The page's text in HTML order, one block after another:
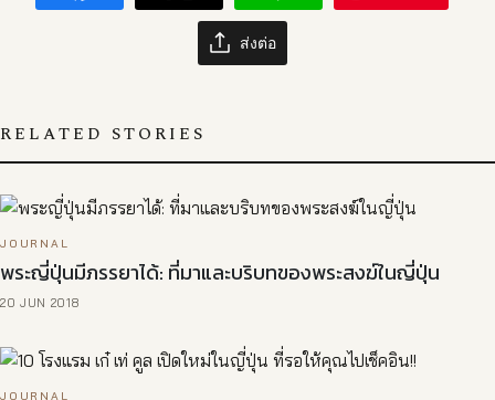
ส่งต่อ
RELATED STORIES
JOURNAL
พระญี่ปุ่นมีภรรยาได้: ที่มาและบริบทของพระสงฆ์ในญี่ปุ่น
20 JUN 2018
JOURNAL